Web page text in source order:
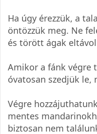
Ha úgy érezzük, a
öntözzük meg. Ne
és törött ágak
Amikor a fánk végre
óvatosan szedjük le,
Végre
mentes
biztosan nem